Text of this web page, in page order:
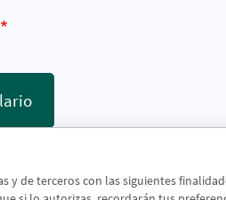
de terceros con las siguientes